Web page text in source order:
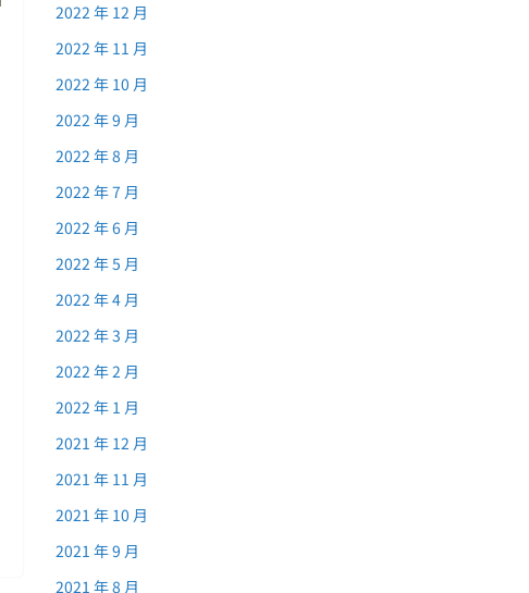
2022 年 12 月
2022 年 11 月
2022 年 10 月
2022 年 9 月
2022 年 8 月
2022 年 7 月
2022 年 6 月
2022 年 5 月
2022 年 4 月
2022 年 3 月
2022 年 2 月
2022 年 1 月
2021 年 12 月
2021 年 11 月
2021 年 10 月
2021 年 9 月
2021 年 8 月